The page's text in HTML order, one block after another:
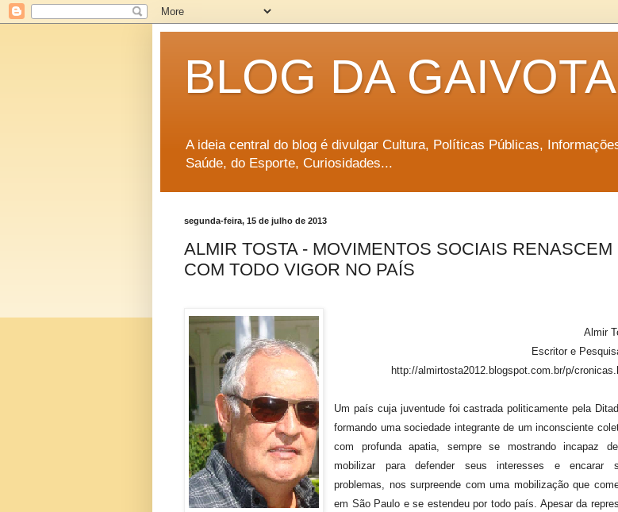
BLOG DA GAIVOTA
A ideia central do blog é divulgar Cultura, Políticas Públicas,
Saúde, do Esporte, Curiosidades...
segunda-feira, 15 de julho de 2013
ALMIR TOSTA - MOVIMENTOS SOCIAIS RENASCEM
COM TODO VIGOR NO PAÍS
Almir
Escritor e
http://almirtosta2012.blogspot.com.br/p/
Um país cuja juventude foi castrada politicamente pela
formando uma sociedade integrante de um inconsciente
com profunda apatia, sempre se mostrando incapaz
mobilizar para defender seus interesses e encarar
problemas, nos surpreende com uma mobilização que
em São Paulo e se estendeu por todo país. Apesar da